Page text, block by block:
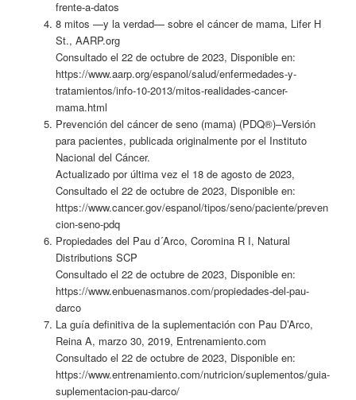
frente-a-datos
8 mitos —y la verdad— sobre el cáncer de mama, Lifer H
St., AARP.org
Consultado el 22 de octubre de 2023, Disponible en:
https://www.aarp.org/espanol/salud/enfermedades-y-
tratamientos/info-10-2013/mitos-realidades-cancer-
mama.html
Prevención del cáncer de seno (mama) (PDQ®)–Versión
para pacientes, publicada originalmente por el Instituto
Nacional del Cáncer.
Actualizado por última vez el 18 de agosto de 2023,
Consultado el 22 de octubre de 2023, Disponible en:
https://www.cancer.gov/espanol/tipos/seno/paciente/preven
cion-seno-pdq
Propiedades del Pau d´Arco, Coromina R I, Natural
Distributions SCP
Consultado el 22 de octubre de 2023, Disponible en:
https://www.enbuenasmanos.com/propiedades-del-pau-
darco
La guía definitiva de la suplementación con Pau D’Arco,
Reina A, marzo 30, 2019, Entrenamiento.com
Consultado el 22 de octubre de 2023, Disponible en:
https://www.entrenamiento.com/nutricion/suplementos/guia-
suplementacion-pau-darco/